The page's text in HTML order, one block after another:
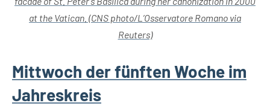
at the Vatican. (CNS photo/L’Osservatore Romano via
Reuters)
Mittwoch der fünften Woche im
Jahreskreis